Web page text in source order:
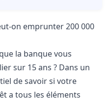
on emprunter 200 000
la banque vous
sur 15 ans ? Dans un
de savoir si votre
a tous les éléments